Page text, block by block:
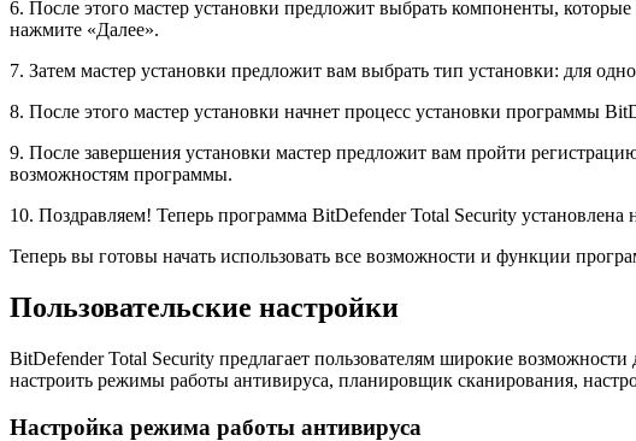
6. После этого мастер установки предложит выбрать компоненты,
нажмите «Далее».
7. Затем мастер установки предложит вам выбрать тип установки: для
8. После этого мастер установки начнет процесс установки программы
9. После завершения установки мастер предложит вам пройти
возможностям программы.
10. Поздравляем! Теперь программа BitDefender Total Security
Теперь вы готовы начать использовать все возможности и функции
Пользовательские настройки
BitDefender Total Security предлагает пользователям широкие
настроить режимы работы антивируса, планировщик сканирования,
Настройка режима работы антивируса